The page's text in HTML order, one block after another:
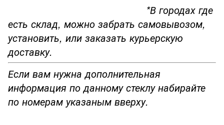
*В городах где
есть склад, можно забрать самовывозом,
установить, или заказать курьерскую
доставку.
Если вам нужна дополнительная
информация по данному стеклу набирайте
по номерам указаным вверху.